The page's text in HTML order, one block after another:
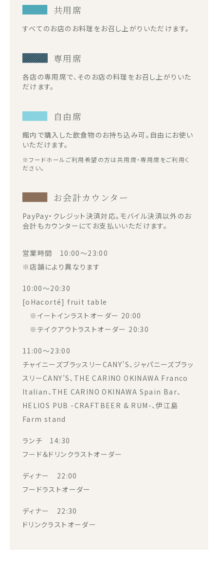
共用席
すべてのお店のお料理をお召し上がりいただけます。
専用席
各店の専用席で、そのお店の料理をお召し上がりいた
だけます。
自由席
館内で購入した飲食物のお持ち込み可。自由にお使い
いただけます。
※フードホールご利用希望の方は共用席・専用席をご利用く
ださい。
お会計カウンター
PayPay・クレジット決済対応。モバイル決済以外のお
会計もカウンターにてお支払いいただけます。
営業時間 10:00～23:00
※店舗により異なります
10:00～20:30
[oHacorté] fruit table
※イートインラストオーダー 20:00
※テイクアウトラストオーダー 20:30
11:00～23:00
チャイニーズブラッスリーCANY’S、ジャパニーズブラッ
スリーCANY’S、THE CARINO OKINAWA Franco
Italian、THE CARINO OKINAWA Spain Bar、
HELIOS PUB -CRAFTBEER & RUM-、伊江島
Farm stand
ランチ 14:30
フード＆ドリンクラストオーダー
ディナー 22:00
フードラストオーダー
ディナー 22:30
ドリンクラストオーダー